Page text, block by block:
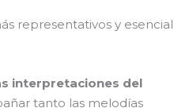
representativos y esencial
interpretaciones del
tanto las melodías